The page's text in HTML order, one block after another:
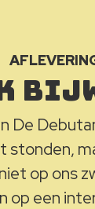
De
op ons
op een